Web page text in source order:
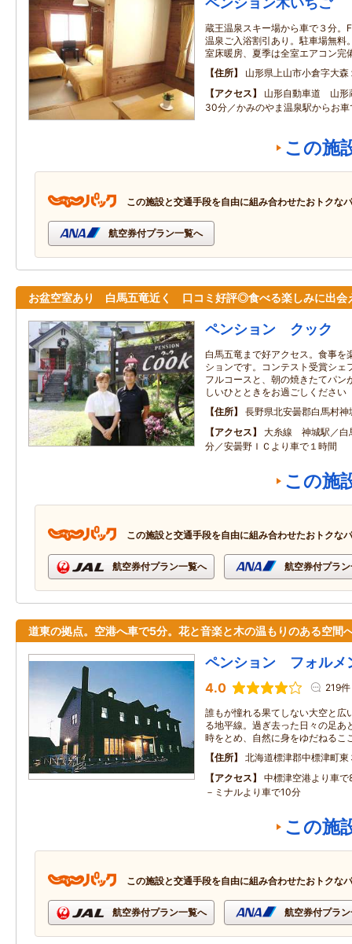
蔵王温泉スキー場から車で３分。
温泉ご入浴割引あり。駐車場無料
室床暖房、夏季は全室エアコン完
住所
山形県上山市小倉字大
アクセス
山形自動車道 山形
30分／かみのやま温泉駅からお
この施
この施設と交通手段を自由に組み合わせたおトクな
航空券付プラン一覧へ
お盆空室あり 白馬五竜近く 口コミ好評◎食べる楽しみに出会
ペンション クック
白馬五竜まで好アクセス。食事を
ションです。コンテスト受賞シェ
フルコースと、朝の焼きたてパン
しいひとときをお過ごしください
住所
長野県北安曇郡白馬村
アクセス
大糸線 神城駅／白
分／安曇野ＩＣより車で１時間
この施
この施設と交通手段を自由に組み合わせたおトクな
航空券付プラン一覧へ 航空券付プラ
道東の拠点。空港へ車で5分。花と音楽と木の温もりのある空間
ペンション フォルメ
4.0 219件
誰もが憧れる果てしない大空と広
る地平線。過ぎ去った日々の足あ
時をとめ、自然に身をゆだねる
住所
北海道標津郡中標津町
アクセス
中標津空港より車
－ミナルより車で10分
この施
この施設と交通手段を自由に組み合わせたおトクな
航空券付プラン一覧へ 航空券付プラ